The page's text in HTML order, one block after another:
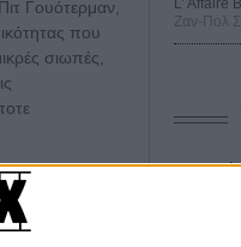
Γουότερμαν,
που
σιωπές,
μοντάζ
Should Be
You Out of
L’ Affaire
Ζαν-Πολ